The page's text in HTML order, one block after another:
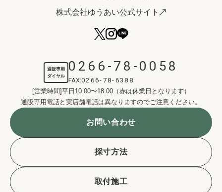
株式会社ゆうあい公式サイト
通販専用
ダイヤル
0266-78-0058
FAX:0266-78-6388
[営業時間]平日10:00〜18:00（赤は休業日となります）
通販専用電話と実店舗電話は異なりますのでご注意ください。
お問い合わせ
採寸方法
取付施工